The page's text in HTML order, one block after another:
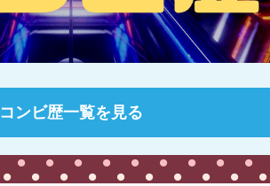
コンビ歴一覧を見る